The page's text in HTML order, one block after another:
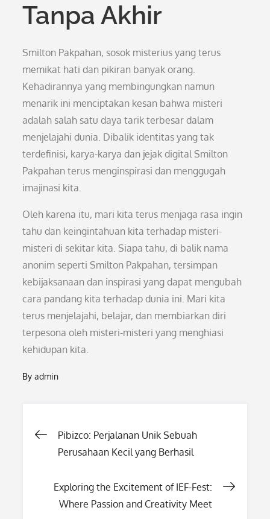
Tanpa Akhir
Smilton Pakpahan, sosok misterius yang terus
memikat hati dan pikiran banyak orang.
Kehadirannya yang membingungkan namun
menarik ini menciptakan kesan bahwa misteri
adalah salah satu daya tarik terbesar dalam
menjelajahi dunia. Dibalik identitas yang tak
terdefinisi, karya-karya dan jejak digital Smilton
Pakpahan terus menginspirasi dan menggugah
imajinasi kita.
Oleh karena itu, mari kita terus menjaga rasa ingin
tahu dan keingintahuan kita terhadap misteri-
misteri di sekitar kita. Siapa tahu, di balik nama
anonim seperti Smilton Pakpahan, tersimpan
kebijaksanaan dan inspirasi yang dapat mengubah
cara pandang kita terhadap dunia ini. Mari kita
terus menjelajahi, belajar, dan membiarkan diri
terpesona oleh misteri-misteri yang menghiasi
kehidupan kita.
Byadmin
Post
Pibizco: Perjalanan Unik Sebuah
Perusahaan Kecil yang Berhasil
Exploring the Excitement of IEF-Fest:
Where Passion and Creativity Meet